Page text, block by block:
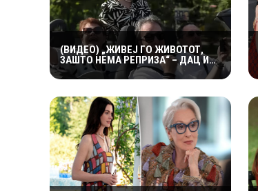
(ВИДЕО) „ЖИВЕЈ ГО ЖИВОТОТ,
ЗАШТО НЕМА РЕПРИЗА“ – ДАЦ И
АЛЕКСАНДАР СО МАРИЈАНА И
РОСАНА ЈА ПРЕТСТАВИЈА